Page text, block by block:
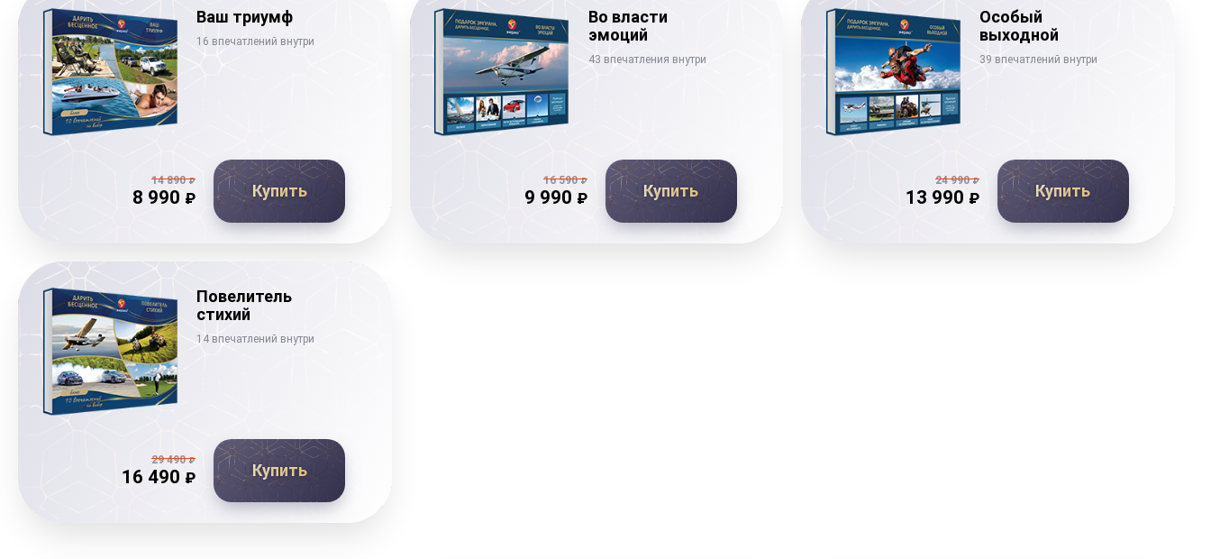
Ваш триумф
16 впечатлений внутри
14 890₽
8 990 ₽ Купить
Во власти
эмоций
43 впечатления внутри
16 590₽
9 990 ₽ Купить
Особый
выходной
39 впечатлений внутри
24 990₽
13 990 ₽ Купить
Повелитель
стихий
14 впечатлений внутри
29 490₽
16 490 ₽ Купить